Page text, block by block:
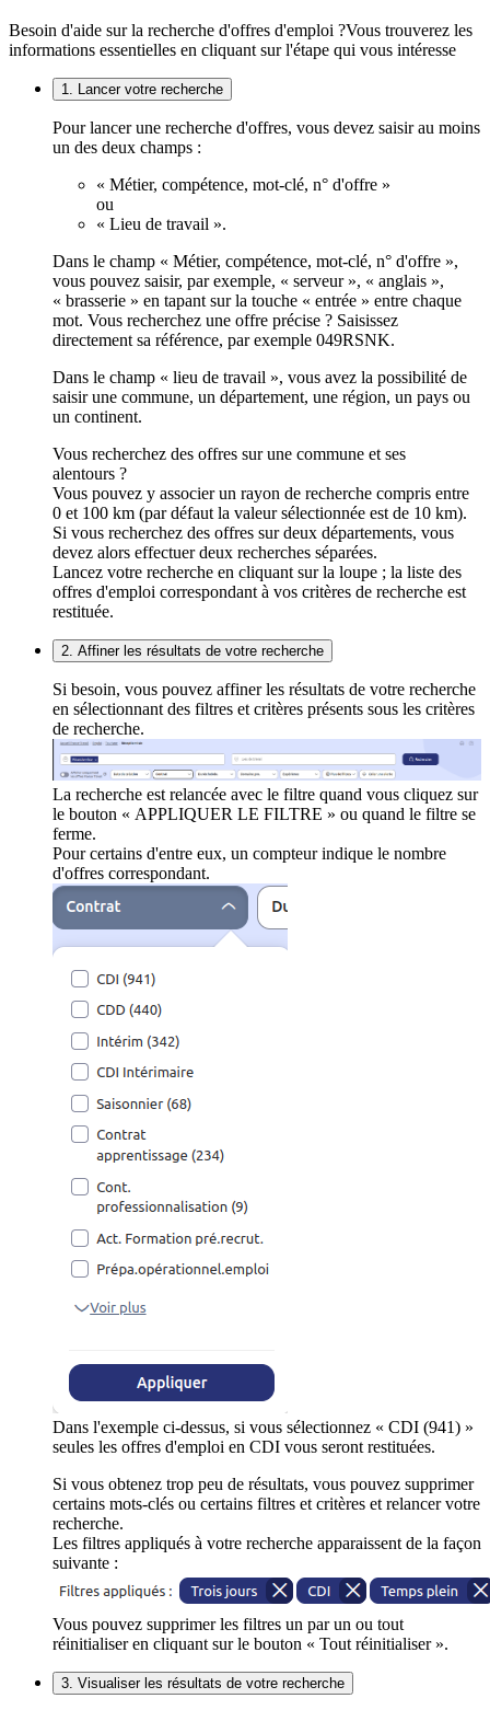
Besoin d'aide sur la recherche d'offres d'emploi ?Vous trouverez les
informations essentielles en cliquant sur l'étape qui vous intéresse
1. Lancer votre recherche
Pour lancer une recherche d'offres, vous devez saisir au moins
un des deux champs :
« Métier, compétence, mot-clé, n° d'offre »
ou
« Lieu de travail ».
Dans le champ « Métier, compétence, mot-clé, n° d'offre »,
vous pouvez saisir, par exemple, « serveur », « anglais »,
« brasserie » en tapant sur la touche « entrée » entre chaque
mot. Vous recherchez une offre précise ? Saisissez
directement sa référence, par exemple 049RSNK.
Dans le champ « lieu de travail », vous avez la possibilité de
saisir une commune, un département, une région, un pays ou
un continent.
Vous recherchez des offres sur une commune et ses
alentours ?
Vous pouvez y associer un rayon de recherche compris entre
0 et 100 km (par défaut la valeur sélectionnée est de 10 km).
Si vous recherchez des offres sur deux départements, vous
devez alors effectuer deux recherches séparées.
Lancez votre recherche en cliquant sur la loupe ; la liste des
offres d'emploi correspondant à vos critères de recherche est
restituée.
2. Affiner les résultats de votre recherche
Si besoin, vous pouvez affiner les résultats de votre recherche
en sélectionnant des filtres et critères présents sous les critères
de recherche.
La recherche est relancée avec le filtre quand vous cliquez sur
le bouton « APPLIQUER LE FILTRE » ou quand le filtre se
ferme.
Pour certains d'entre eux, un compteur indique le nombre
d'offres correspondant.
Dans l'exemple ci-dessus, si vous sélectionnez « CDI (941) »
seules les offres d'emploi en CDI vous seront restituées.
Si vous obtenez trop peu de résultats, vous pouvez supprimer
certains mots-clés ou certains filtres et critères et relancer votre
recherche.
Les filtres appliqués à votre recherche apparaissent de la façon
suivante :
Vous pouvez supprimer les filtres un par un ou tout
réinitialiser en cliquant sur le bouton « Tout réinitialiser ».
3. Visualiser les résultats de votre recherche